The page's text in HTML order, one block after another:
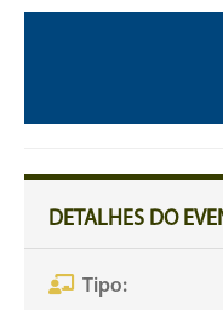
DETALHES DO
Tipo: